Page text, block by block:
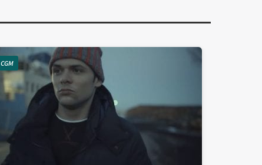
CGM